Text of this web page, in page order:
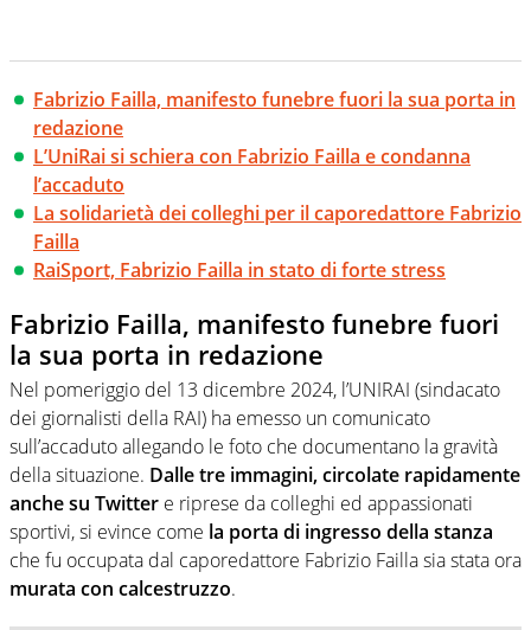
Fabrizio Failla, manifesto funebre fuori la sua porta in
redazione
L’UniRai si schiera con Fabrizio Failla e condanna
l’accaduto
La solidarietà dei colleghi per il caporedattore Fabrizio
Failla
RaiSport, Fabrizio Failla in stato di forte stress
Fabrizio Failla, manifesto funebre fuori
la sua porta in redazione
Nel pomeriggio del 13 dicembre 2024, l’UNIRAI (sindacato
dei giornalisti della RAI) ha emesso un comunicato
sull’accaduto allegando le foto che documentano la gravità
della situazione. Dalletre immagini, circolate rapidamente
anche su Twitter e riprese da colleghi ed appassionati
sportivi, si evince come la porta di ingresso della stanza
che fu occupata dal caporedattore Fabrizio Failla sia stata ora
murata con calcestruzzo.